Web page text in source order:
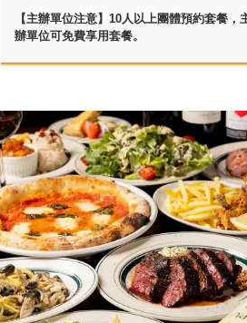
【主辦單位注意】10人以上團體預約套餐，
辦單位可免費享用套餐。